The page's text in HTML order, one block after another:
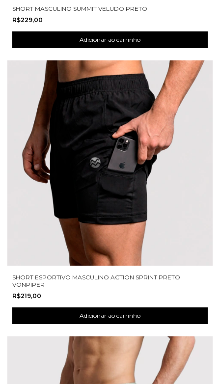
SHORT MASCULINO SUMMIT VELUDO PRETO
R$229,00
SHORT ESPORTIVO MASCULINO ACTION SPRINT PRETO
VONPIPER
R$219,00